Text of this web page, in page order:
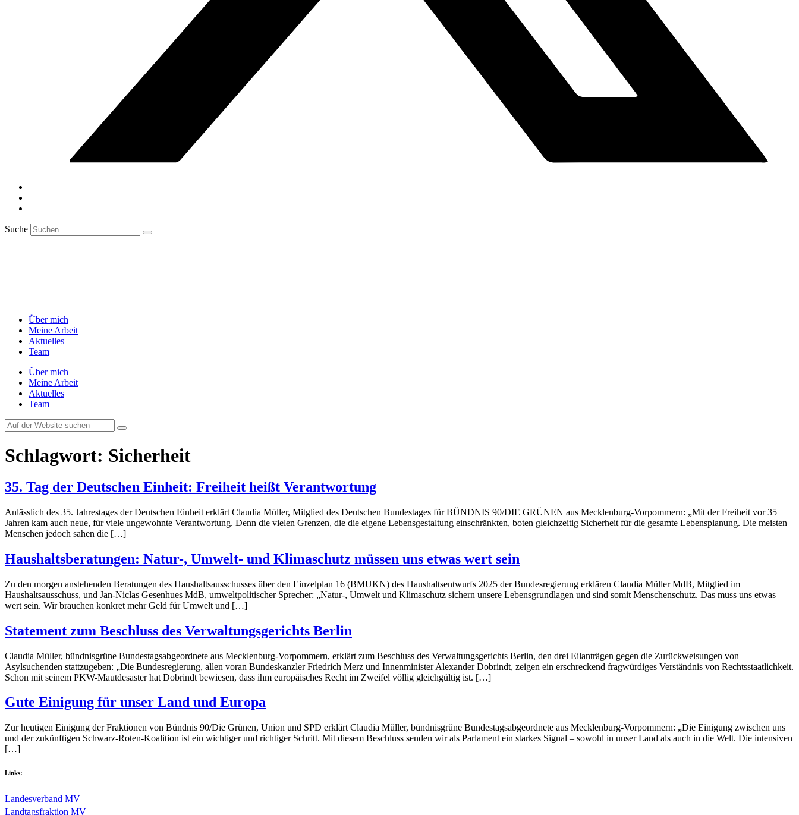
Suche
Über mich
Meine Arbeit
Aktuelles
Team
Über mich
Meine Arbeit
Aktuelles
Team
Schlagwort: Sicherheit
35. Tag der Deutschen Einheit: Freiheit heißt Verantwortung
Anlässlich des 35. Jahrestages der Deutschen Einheit erklärt Claudia Müller, Mitglied des Deutschen Bundestages für BÜNDNIS 90/DIE GRÜNEN aus Mecklenburg-Vorpommern: „Mit der Freiheit vor 35
Jahren kam auch neue, für viele ungewohnte Verantwortung. Denn die vielen Grenzen, die die eigene Lebensgestaltung einschränkten, boten gleichzeitig Sicherheit für die gesamte Lebensplanung. Die meisten
Menschen jedoch sahen die […]
Haushaltsberatungen: Natur-, Umwelt- und Klimaschutz müssen uns etwas wert sein
Zu den morgen anstehenden Beratungen des Haushaltsausschusses über den Einzelplan 16 (BMUKN) des Haushaltsentwurfs 2025 der Bundesregierung erklären Claudia Müller MdB, Mitglied im
Haushaltsausschuss, und Jan-Niclas Gesenhues MdB, umweltpolitischer Sprecher: „Natur-, Umwelt und Klimaschutz sichern unsere Lebensgrundlagen und sind somit Menschenschutz. Das muss uns etwas
wert sein. Wir brauchen konkret mehr Geld für Umwelt und […]
Statement zum Beschluss des Verwaltungsgerichts Berlin
Claudia Müller, bündnisgrüne Bundestagsabgeordnete aus Mecklenburg-Vorpommern, erklärt zum Beschluss des Verwaltungsgerichts Berlin, den drei Eilanträgen gegen die Zurückweisungen von
Asylsuchenden stattzugeben: „Die Bundesregierung, allen voran Bundeskanzler Friedrich Merz und Innenminister Alexander Dobrindt, zeigen ein erschreckend fragwürdiges Verständnis von Rechtsstaatlichkeit.
Schon mit seinem PKW-Mautdesaster hat Dobrindt bewiesen, dass ihm europäisches Recht im Zweifel völlig gleichgültig ist. […]
Gute Einigung für unser Land und Europa
Zur heutigen Einigung der Fraktionen von Bündnis 90/Die Grünen, Union und SPD erklärt Claudia Müller, bündnisgrüne Bundestagsabgeordnete aus Mecklenburg-Vorpommern: „Die Einigung zwischen uns
und der zukünftigen Schwarz-Roten-Koalition ist ein wichtiger und richtiger Schritt. Mit diesem Beschluss senden wir als Parlament ein starkes Signal – sowohl in unser Land als auch in die Welt. Die intensiven
[…]
Links:
Landesverband MV
Landtagsfraktion MV